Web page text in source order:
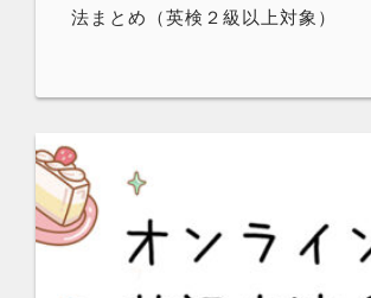
法まとめ（英検２級以上対象）